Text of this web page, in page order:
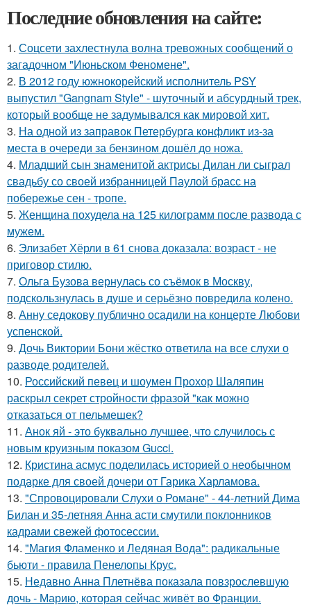
Последние обновления на сайте:
1. Соцсети захлестнула волна тревожных сообщений о
загадочном "Июньском Феномене".
2. В 2012 году южнокорейский исполнитель PSY
выпустил "Gangnam Style" - шуточный и абсурдный трек,
который вообще не задумывался как мировой хит.
3. На одной из заправок Петербурга конфликт из-за
места в очереди за бензином дошёл до ножа.
4. Младший сын знаменитой актрисы Дилан ли сыграл
свадьбу со своей избранницей Паулой брасс на
побережье сен - тропе.
5. Женщина похудела на 125 килограмм после развода с
мужем.
6. Элизабет Хёрли в 61 снова доказала: возраст - не
приговор стилю.
7. Ольга Бузова вернулась со съёмок в Москву,
подскользнулась в душе и серьёзно повредила колено.
8. Анну седокову публично осадили на концерте Любови
успенской.
9. Дочь Виктории Бони жёстко ответила на все слухи о
разводе родителей.
10. Российский певец и шоумен Прохор Шаляпин
раскрыл секрет стройности фразой "как можно
отказаться от пельмешек?
11. Анок яй - это буквально лучшее, что случилось с
новым круизным показом Gucci.
12. Кристина асмус поделилась историей о необычном
подарке для своей дочери от Гарика Харламова.
13. "Спровоцировали Слухи о Романе" - 44-летний Дима
Билан и 35-летняя Анна асти смутили поклонников
кадрами свежей фотосессии.
14. "Магия Фламенко и Ледяная Вода": радикальные
бьюти - правила Пенелопы Крус.
15. Недавно Анна Плетнёва показала повзрослевшую
дочь - Марию, которая сейчас живёт во Франции.